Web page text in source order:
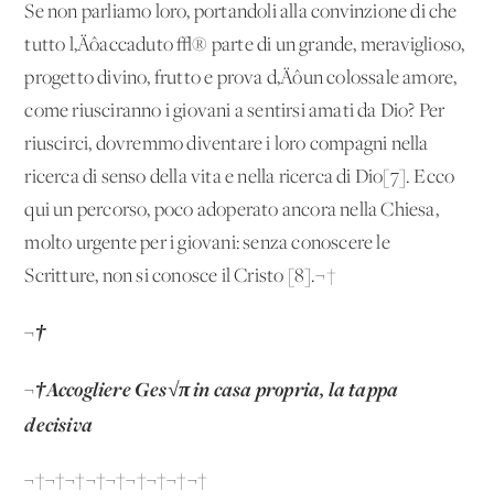
Se non parliamo loro, portandoli alla convinzione di che
tutto l‚Äôaccaduto √® parte di un grande, meraviglioso,
progetto divino, frutto e prova d‚Äôun colossale amore,
come riusciranno i giovani a sentirsi amati da Dio? Per
riuscirci, dovremmo diventare i loro compagni nella
ricerca di senso della vita e nella ricerca di Dio[7]. Ecco
qui un percorso, poco adoperato ancora nella Chiesa,
molto urgente per i giovani: senza conoscere le
Scritture, non si conosce il Cristo'[8].¬†
¬†
¬†Accogliere Ges√π in casa propria, la tappa
decisiva
¬†¬†¬†¬†¬†¬†¬†¬†¬†